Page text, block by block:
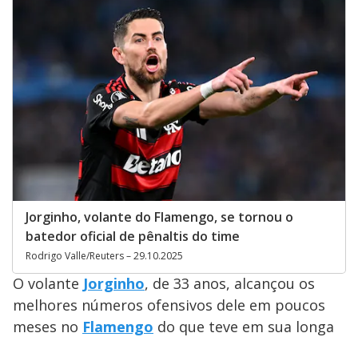
Jorginho, volante do Flamengo, se tornou o
batedor oficial de pênaltis do time
Rodrigo Valle/Reuters – 29.10.2025
O volante Jorginho, de 33 anos, alcançou os
melhores números ofensivos dele em poucos
meses no Flamengo do que teve em sua longa